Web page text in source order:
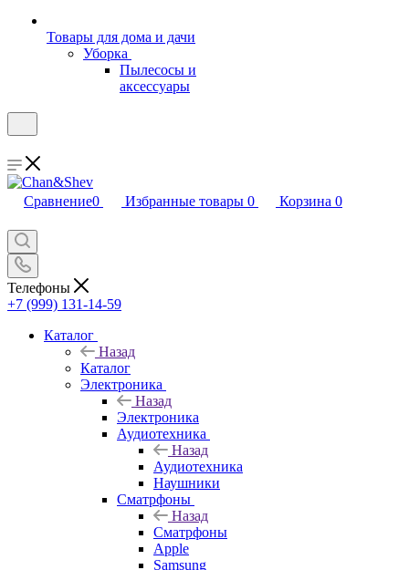
Товары для дома и дачи
Уборка
Пылесосы и
аксессуары
Сравнение0 Избранные товары 0 Корзина 0
Телефоны
+7 (999) 131-14-59
Каталог
Назад
Каталог
Электроника
Назад
Электроника
Аудиотехника
Назад
Аудиотехника
Наушники
Сматрфоны
Назад
Сматрфоны
Apple
Samsung